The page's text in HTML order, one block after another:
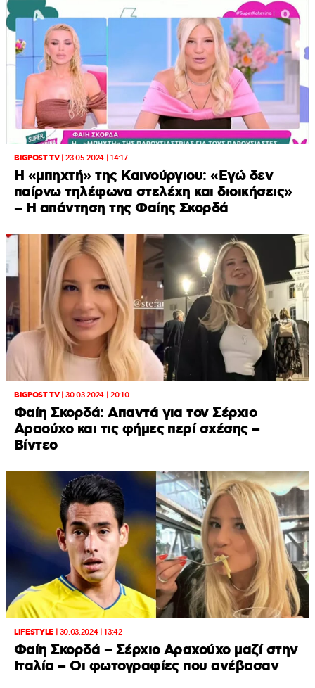
BIGPOST TV|23.05.2024 | 14:17
H «μπηχτή» της Καινούργιου: «Εγώ δεν
παίρνω τηλέφωνα στελέχη και διοικήσεις»
– Η απάντηση της Φαίης Σκορδά
BIGPOST TV|30.03.2024 | 20:10
Φαίη Σκορδά: Απαντά για τον Σέρχιο
Αραούχο και τις φήμες περί σχέσης –
Βίντεο
LIFESTYLE| 30.03.2024 | 13:42
Φαίη Σκορδά – Σέρχιο Αραχούχο μαζί στην
Ιταλία – Οι φωτογραφίες που ανέβασαν